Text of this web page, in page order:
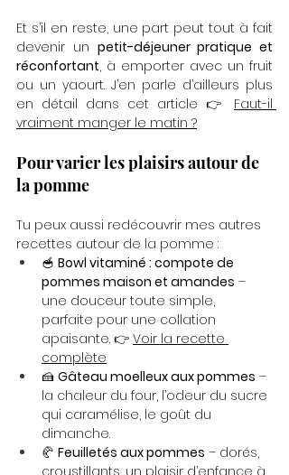
Et s’il en reste, une part peut tout à fait
devenir un petit-déjeuner pratique et
réconfortant, à emporter avec un fruit
ou un yaourt. J’en parle d’ailleurs plus
en détail dans cet article 👉 Faut-il
vraiment manger le matin ?
Pour varier les plaisirs autour de
la pomme
Tu peux aussi redécouvrir mes autres
recettes autour de la pomme :
🥣 Bowl vitaminé : compote de
pommes maison et amandes –
une douceur toute simple,
parfaite pour une collation
apaisante. 👉 Voir la recette
complète
🍰 Gâteau moelleux aux pommes –
la chaleur du four, l’odeur du sucre
qui caramélise, le goût du
dimanche.
🥐 Feuilletés aux pommes – dorés,
croustillants, un plaisir d’enfance à